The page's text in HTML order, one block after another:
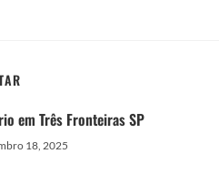
em Três Fronteiras SP
18, 2025